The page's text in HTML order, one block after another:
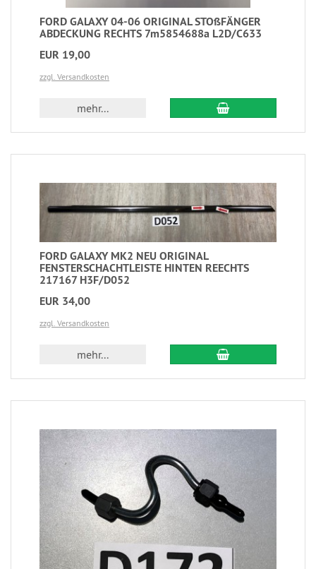
FORD GALAXY 04-06 ORIGINAL STOßFÄNGER
ABDECKUNG RECHTS 7m5854688a L2D/C633
EUR 19,00
zzgl. Versandkosten
mehr...
FORD GALAXY MK2 NEU ORIGINAL
FENSTERSCHACHTLEISTE HINTEN REECHTS
217167 H3F/D052
EUR 34,00
zzgl. Versandkosten
mehr...